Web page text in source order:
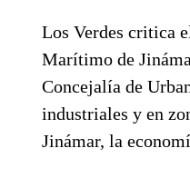
Los Verdes critica
Marítimo de
Concejalía de
industriales y en
Jinámar, la